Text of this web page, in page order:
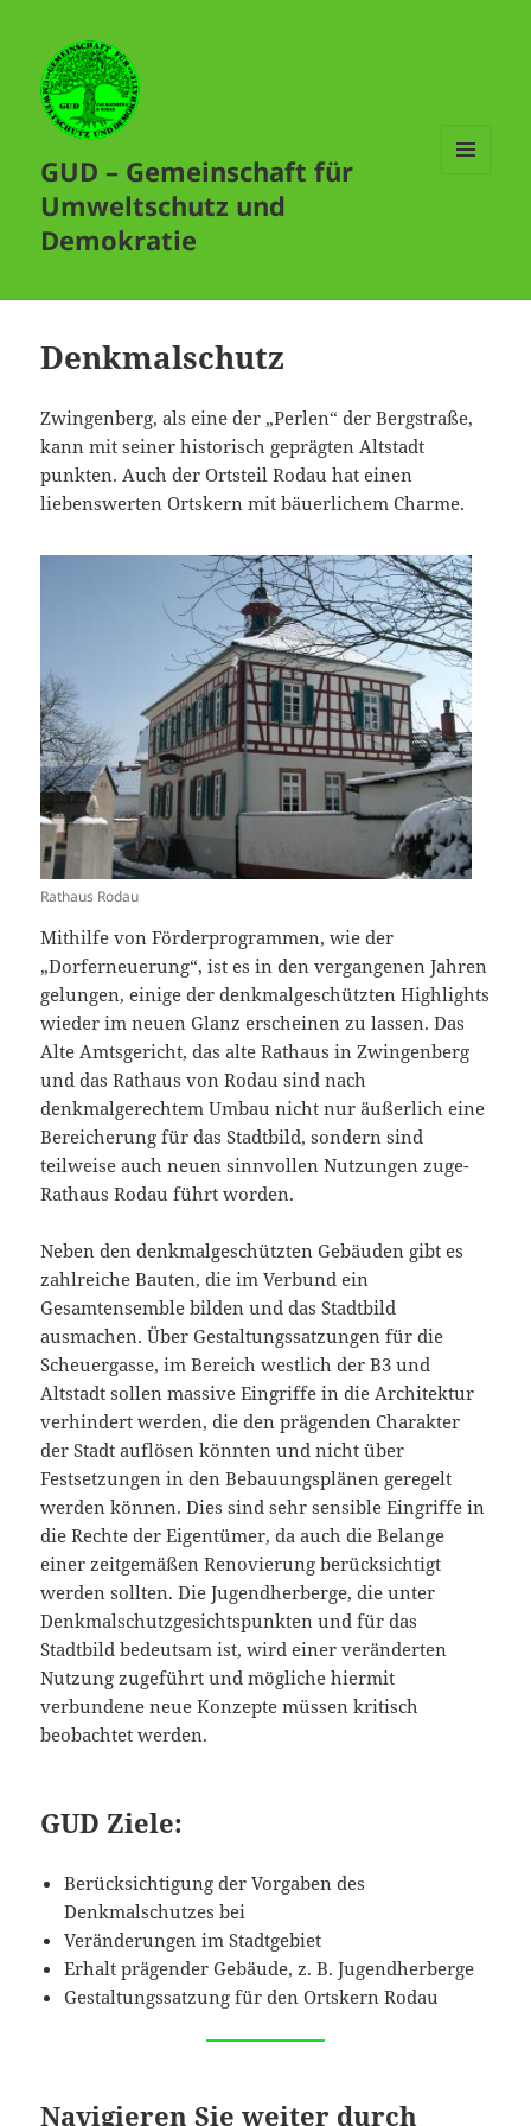
GUD – Gemeinschaft für
Umweltschutz und
Demokratie
Denkmalschutz
Zwingenberg, als eine der „Perlen“ der Bergstraße,
kann mit seiner historisch geprägten Altstadt
punkten. Auch der Ortsteil Rodau hat einen
liebenswerten Ortskern mit bäuerlichem Charme.
Rathaus Rodau
Mithilfe von Förderprogrammen, wie der
„Dorferneuerung“, ist es in den vergangenen Jahren
gelungen, einige der denkmalgeschützten Highlights
wieder im neuen Glanz erscheinen zu lassen. Das
Alte Amtsgericht, das alte Rathaus in Zwingenberg
und das Rathaus von Rodau sind nach
denkmalgerechtem Umbau nicht nur äußerlich eine
Bereicherung für das Stadtbild, sondern sind
teilweise auch neuen sinnvollen Nutzungen zuge-
Rathaus Rodau führt worden.
Neben den denkmalgeschützten Gebäuden gibt es
zahlreiche Bauten, die im Verbund ein
Gesamtensemble bilden und das Stadtbild
ausmachen. Über Gestaltungssatzungen für die
Scheuergasse, im Bereich westlich der B3 und
Altstadt sollen massive Eingriffe in die Architektur
verhindert werden, die den prägenden Charakter
der Stadt auflösen könnten und nicht über
Festsetzungen in den Bebauungsplänen geregelt
werden können. Dies sind sehr sensible Eingriffe in
die Rechte der Eigentümer, da auch die Belange
einer zeitgemäßen Renovierung berücksichtigt
werden sollten. Die Jugendherberge, die unter
Denkmalschutzgesichtspunkten und für das
Stadtbild bedeutsam ist, wird einer veränderten
Nutzung zugeführt und mögliche hiermit
verbundene neue Konzepte müssen kritisch
beobachtet werden.
GUD Ziele:
Berücksichtigung der Vorgaben des
Denkmalschutzes bei
Veränderungen im Stadtgebiet
Erhalt prägender Gebäude, z. B. Jugendherberge
Gestaltungssatzung für den Ortskern Rodau
Navigieren Sie weiter durch